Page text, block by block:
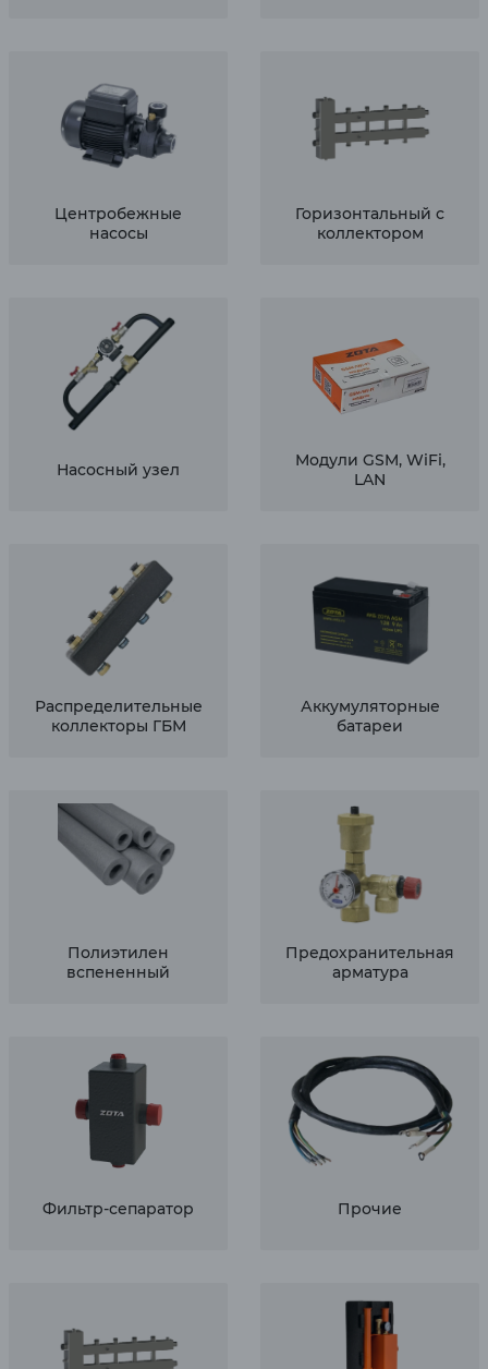
Центробежные
насосы
Горизонтальный с
коллектором
Насосный узел
Модули GSM, WiFi,
LAN
Распределительные
коллекторы ГБМ
Аккумуляторные
батареи
Полиэтилен
вспененный
Предохранительная
арматура
Фильтр-сепаратор Прочие